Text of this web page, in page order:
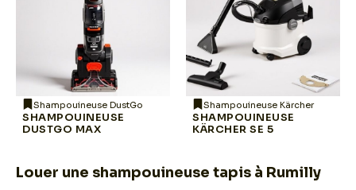
Shampouineuse DustGo
SHAMPOUINEUSE
DUSTGO MAX
Shampouineuse Kärcher
SHAMPOUINEUSE
KÄRCHER SE 5
Louer une shampouineuse tapis à Rumilly